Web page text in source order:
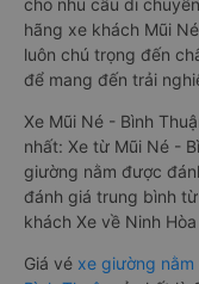
cho nhu cầu di
hãng xe khách Mũi
luôn chú trọng đến
để mang đến trải
Xe Mũi Né - Bình
nhất: Xe từ Mũi Né -
giường nằm được
đánh giá trung bình
khách Xe về Ninh
Giá vé xe giường